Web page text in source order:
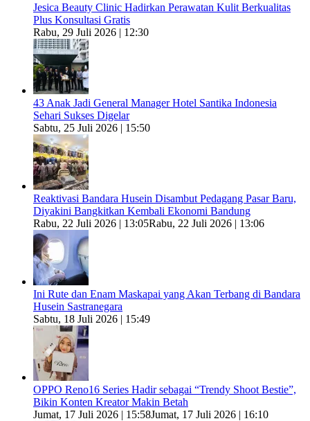
Jesica Beauty Clinic Hadirkan Perawatan Kulit Berkualitas
Plus Konsultasi Gratis
Rabu, 29 Juli 2026 | 12:30
43 Anak Jadi General Manager Hotel Santika Indonesia
Sehari Sukses Digelar
Sabtu, 25 Juli 2026 | 15:50
Reaktivasi Bandara Husein Disambut Pedagang Pasar Baru,
Diyakini Bangkitkan Kembali Ekonomi Bandung
Rabu, 22 Juli 2026 | 13:05Rabu, 22 Juli 2026 | 13:06
Ini Rute dan Enam Maskapai yang Akan Terbang di Bandara
Husein Sastranegara
Sabtu, 18 Juli 2026 | 15:49
OPPO Reno16 Series Hadir sebagai “Trendy Shoot Bestie”,
Bikin Konten Kreator Makin Betah
Jumat, 17 Juli 2026 | 15:58Jumat, 17 Juli 2026 | 16:10